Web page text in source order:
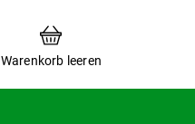
WARENKORB
Warenkorb leeren